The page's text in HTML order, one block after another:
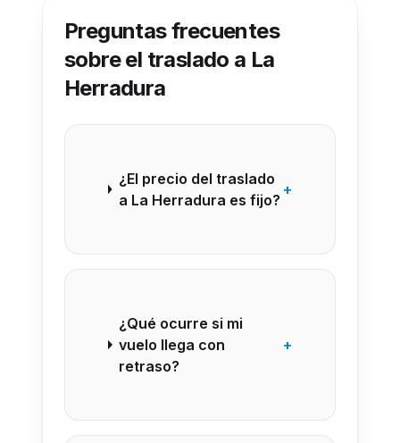
Preguntas frecuentes
sobre el traslado a La
Herradura
¿El precio del traslado
a La Herradura es fijo?
+
¿Qué ocurre si mi
vuelo llega con
retraso?
+